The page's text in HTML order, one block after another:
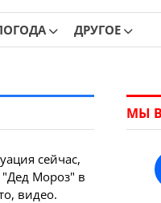
ДРУГОЕ
сейчас,
"Дед Мороз" в
видео.
МЫ